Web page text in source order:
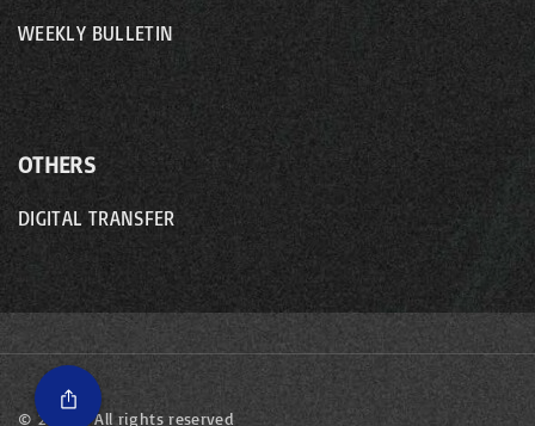
WEEKLY BULLETIN
OTHERS
DIGITAL TRANSFER
©2026 - All rights reserved